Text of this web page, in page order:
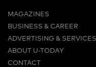
MAGAZINES
BUSINESS & CAREER
ADVERTISING & SERVICES
ABOUT U-TODAY
CONTACT